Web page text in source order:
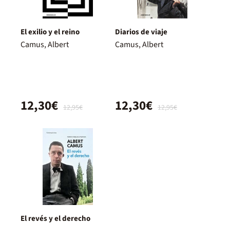
El exilio y el reino
Camus, Albert
12,95€
12,30€
Diarios de viaje
Camus, Albert
12,95€
12,30€
El revés y el derecho